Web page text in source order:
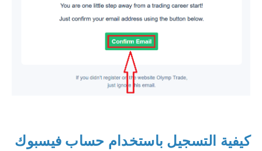
كيفية التسجيل باستخدام حساب فيسبوك